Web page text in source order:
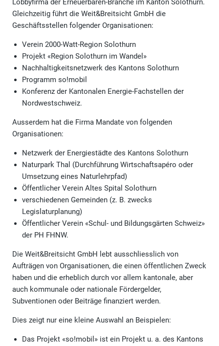
Lobbyfirma der Erneuerbaren-Branche im Kanton Solothurn.
Gleichzeitig führt die Weit&Breitsicht GmbH die
Geschäftsstellen folgender Organisationen:
Verein 2000-Watt-Region Solothurn
Projekt «Region Solothurn im Wandel»
Nachhaltigkeitsnetzwerk des Kantons Solothurn
Programm so!mobil
Konferenz der Kantonalen Energie-Fachstellen der
Nordwestschweiz.
Ausserdem hat die Firma Mandate von folgenden
Organisationen:
Netzwerk der Energiestädte des Kantons Solothurn
Naturpark Thal (Durchführung Wirtschaftsapéro oder
Umsetzung eines Naturlehrpfad)
Öffentlicher Verein Altes Spital Solothurn
verschiedenen Gemeinden (z. B. zwecks
Legislaturplanung)
Öffentlicher Verein «Schul- und Bildungsgärten Schweiz»
der PH FHNW.
Die Weit&Breitsicht GmbH lebt ausschliesslich von
Aufträgen von Organisationen, die einen öffentlichen Zweck
haben und die erheblich durch vor allem kantonale, aber
auch kommunale oder nationale Fördergelder,
Subventionen oder Beiträge finanziert werden.
Dies zeigt nur eine kleine Auswahl an Beispielen:
Das Projekt «so!mobil» ist ein Projekt u. a. des Kantons